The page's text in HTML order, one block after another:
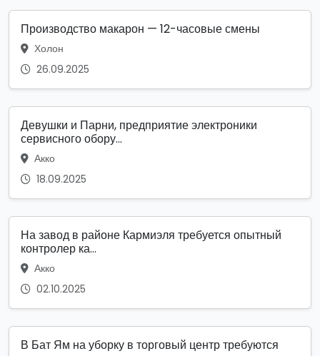
Производство макарон — 12-часовые смены
Холон
26.09.2025
Девушки и Парни, предприятие электроники
сервисного обору...
Акко
18.09.2025
На завод в районе Кармиэля требуется опытный
контролер ка...
Акко
02.10.2025
В Бат Ям на уборку в торговый центр требуются